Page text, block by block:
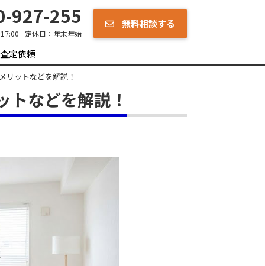
927-255
定休日： 年末年始
無料相談する
定依頼
リットなどを解説！
などを解説！